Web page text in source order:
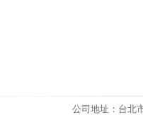
公司地址：台